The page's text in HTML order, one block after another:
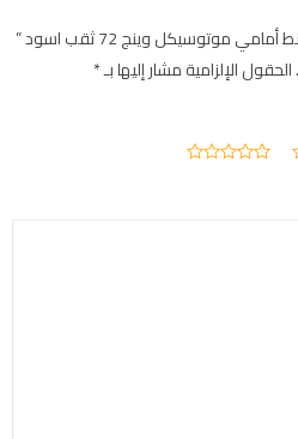
وينج 72 ثقب اسود ”
الحقول الإلزامية مشار إليها بـ*